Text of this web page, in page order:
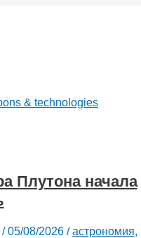
& technologies
Плутона начала
/05/08/2026 /астрономия,